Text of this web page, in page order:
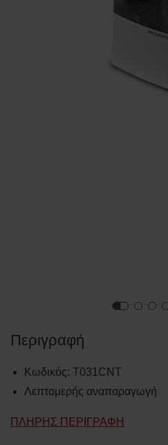
Περιγραφή
Κωδικός: T031CNT
Λεπτομερής αναπαραγωγή
ΠΛΉΡΗΣ ΠΕΡΙΓΡΑΦΉ